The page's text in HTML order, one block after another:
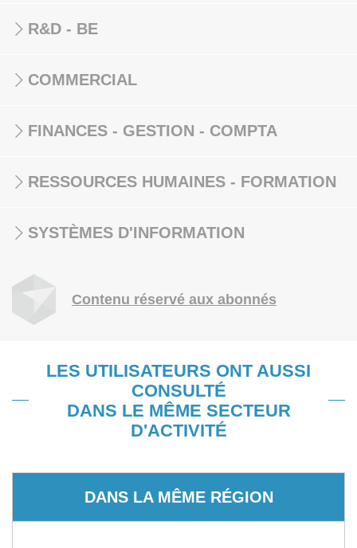
R&D - BE
COMMERCIAL
FINANCES - GESTION - COMPTA
RESSOURCES HUMAINES - FORMATION
SYSTÈMES D'INFORMATION
Contenu réservé aux abonnés
LES UTILISATEURS ONT AUSSI
CONSULTÉ
DANS LE MÊME SECTEUR
D'ACTIVITÉ
DANS LA MÊME RÉGION